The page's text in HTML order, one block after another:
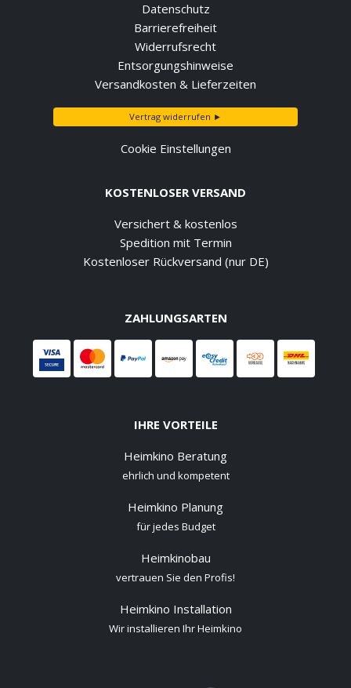
Datenschutz
Barrierefreiheit
Widerrufsrecht
Entsorgungshinweise
Versandkosten & Lieferzeiten
Vertrag widerrufen ►
Cookie Einstellungen
KOSTENLOSER VERSAND
Versichert & kostenlos
Spedition mit Termin
Kostenloser Rückversand (nur DE)
ZAHLUNGSARTEN
IHRE VORTEILE
Heimkino Beratung
ehrlich und kompetent
Heimkino Planung
für jedes Budget
Heimkinobau
vertrauen Sie den Profis!
Heimkino Installation
Wir installieren Ihr Heimkino